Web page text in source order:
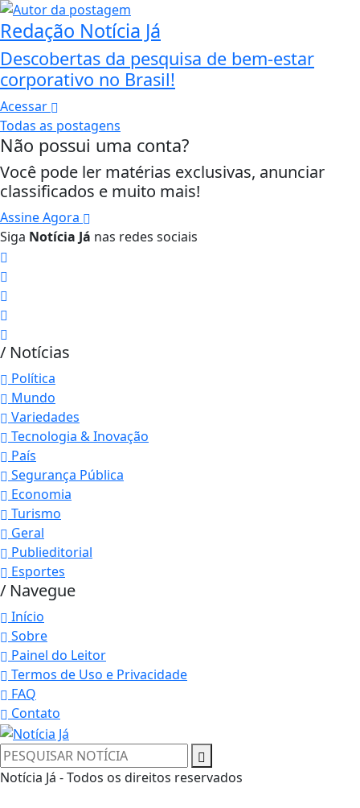
Redação Notícia Já
Descobertas da pesquisa de bem-estar
corporativo no Brasil!
Acessar
Todas as postagens
Não possui uma conta?
Você pode ler matérias exclusivas, anunciar
classificados e muito mais!
Assine Agora
Siga Notícia Já nas redes sociais
/ Notícias
Política
Mundo
Variedades
Tecnologia & Inovação
País
Segurança Pública
Economia
Turismo
Geral
Publieditorial
Esportes
/ Navegue
Início
Sobre
Painel do Leitor
Termos de Uso e Privacidade
FAQ
Contato
Notícia Já - Todos os direitos reservados